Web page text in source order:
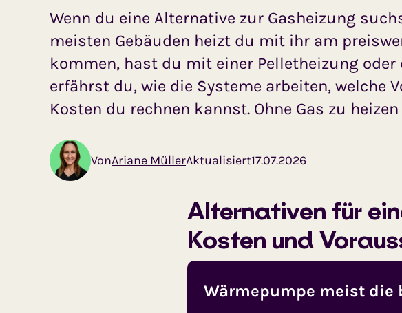
Wenn du eine Alternative zur Gasheizung
meisten Gebäuden heizt du mit ihr am
kommen, hast du mit einer Pelletheizung
erfährst du, wie die Systeme arbeiten, welche
Kosten du rechnen kannst. Ohne Gas zu
VonAriane MüllerAktualisiert17.07.2026
Alternativen für
Kosten und
Wärmepumpe meist die